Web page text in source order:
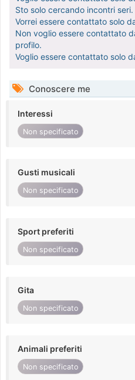
Sto solo cercando incontri seri.
Vorrei essere contattato solo
Non voglio essere contattato
profilo.
Voglio essere contattato solo
Conoscere me
Interessi
Non specificato
Gusti musicali
Non specificato
Sport preferiti
Non specificato
Gita
Non specificato
Animali preferiti
Non specificato